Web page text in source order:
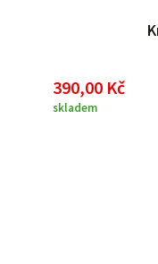
390,00 Kč
skladem